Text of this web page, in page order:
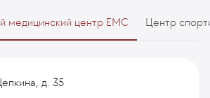
медицинский центр EMC Центр
д. 35